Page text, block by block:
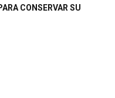
CONSERVAR SU